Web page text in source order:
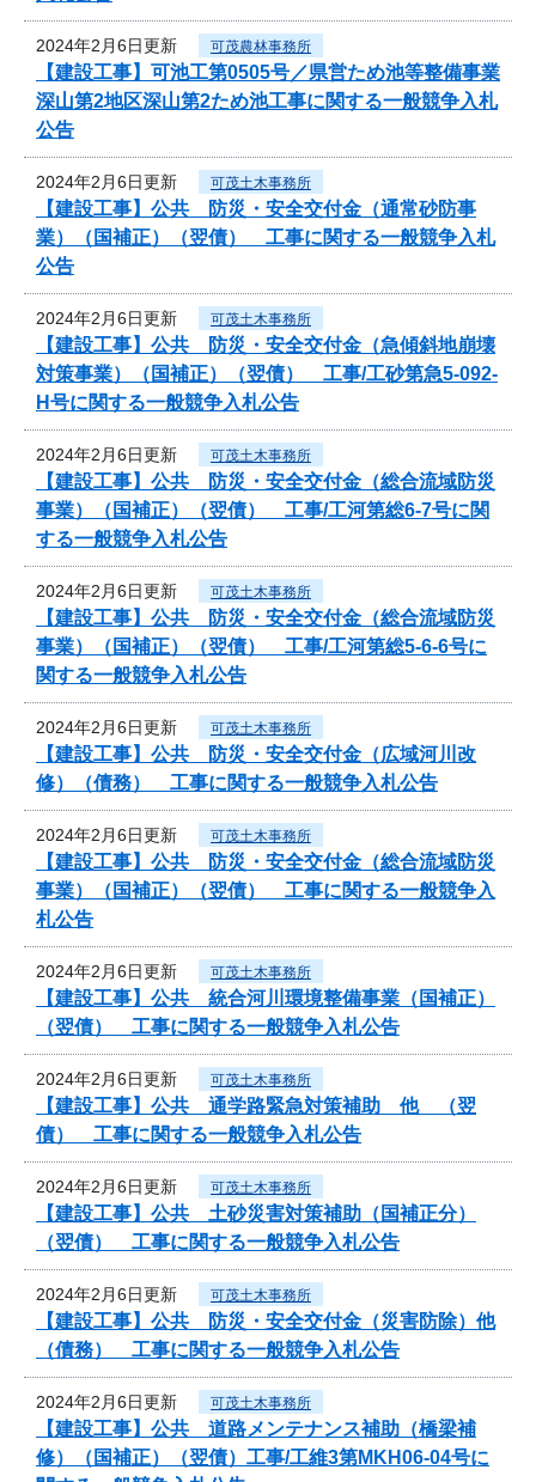
2024年2月6日更新 可茂農林事務所
【建設工事】可池工第0505号／県営ため池等整備事業
深山第2地区深山第2ため池工事に関する一般競争入札
公告
2024年2月6日更新 可茂土木事務所
【建設工事】公共 防災・安全交付金（通常砂防事
業）（国補正）（翌債） 工事に関する一般競争入札
公告
2024年2月6日更新 可茂土木事務所
【建設工事】公共 防災・安全交付金（急傾斜地崩壊
対策事業）（国補正）（翌債） 工事/工砂第急5-092-
H号に関する一般競争入札公告
2024年2月6日更新 可茂土木事務所
【建設工事】公共 防災・安全交付金（総合流域防災
事業）（国補正）（翌債） 工事/工河第総6-7号に関
する一般競争入札公告
2024年2月6日更新 可茂土木事務所
【建設工事】公共 防災・安全交付金（総合流域防災
事業）（国補正）（翌債） 工事/工河第総5-6-6号に
関する一般競争入札公告
2024年2月6日更新 可茂土木事務所
【建設工事】公共 防災・安全交付金（広域河川改
修）（債務） 工事に関する一般競争入札公告
2024年2月6日更新 可茂土木事務所
【建設工事】公共 防災・安全交付金（総合流域防災
事業）（国補正）（翌債） 工事に関する一般競争入
札公告
2024年2月6日更新 可茂土木事務所
【建設工事】公共 統合河川環境整備事業（国補正）
（翌債） 工事に関する一般競争入札公告
2024年2月6日更新 可茂土木事務所
【建設工事】公共 通学路緊急対策補助 他 （翌
債） 工事に関する一般競争入札公告
2024年2月6日更新 可茂土木事務所
【建設工事】公共 土砂災害対策補助（国補正分）
（翌債） 工事に関する一般競争入札公告
2024年2月6日更新 可茂土木事務所
【建設工事】公共 防災・安全交付金（災害防除）他
（債務） 工事に関する一般競争入札公告
2024年2月6日更新 可茂土木事務所
【建設工事】公共 道路メンテナンス補助（橋梁補
修）（国補正）（翌債）工事/工維3第MKH06-04号に